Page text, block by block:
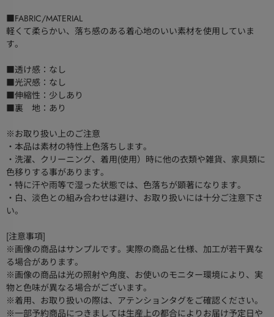
■FABRIC/MATERIAL
軽くて柔らかい、落ち感のある着心地のいい素材を使用していま
す。
■透け感：なし
■光沢感：なし
■伸縮性：少しあり
■裏 地：あり
※お取り扱い上のご注意
・本品は素材の特性上色落ちします。
・洗濯、クリーニング、着用(使用）時に他の衣類や雑貨、家具類に
色移りする事があります。
・特に汗や雨等で湿った状態では、色落ちが顕著になります。
・白、淡色との組み合わせは避け、お取り扱いには十分ご注意下さ
い。
[注意事項]
※画像の商品はサンプルです。実際の商品と仕様、加工が若干異な
る場合があります。
※画像の商品は光の照射や角度、お使いのモニター環境により、実
物と色味が異なる場合がございます。
※着用、お取り扱いの際は、アテンションタグをご確認ください。
※一部予約商品につきましては生産上の都合によりお届け予定日や